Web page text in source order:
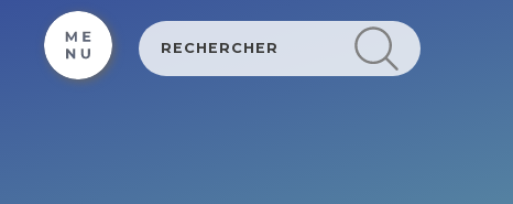
Cookies management panel